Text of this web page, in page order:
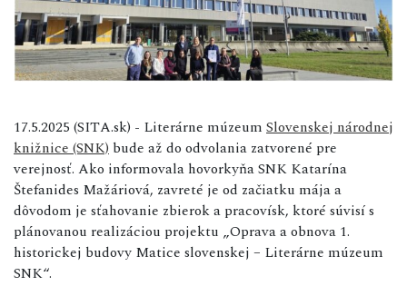
17.5.2025 (SITA.sk) - Literárne múzeum Slovenskej národnej
knižnice (SNK) bude až do odvolania zatvorené pre
verejnosť. Ako informovala hovorkyňa SNK Katarína
Štefanides Mažáriová, zavreté je od začiatku mája a
dôvodom je sťahovanie zbierok a pracovísk, ktoré súvisí s
plánovanou realizáciou projektu „Oprava a obnova 1.
historickej budovy Matice slovenskej – Literárne múzeum
SNK“.